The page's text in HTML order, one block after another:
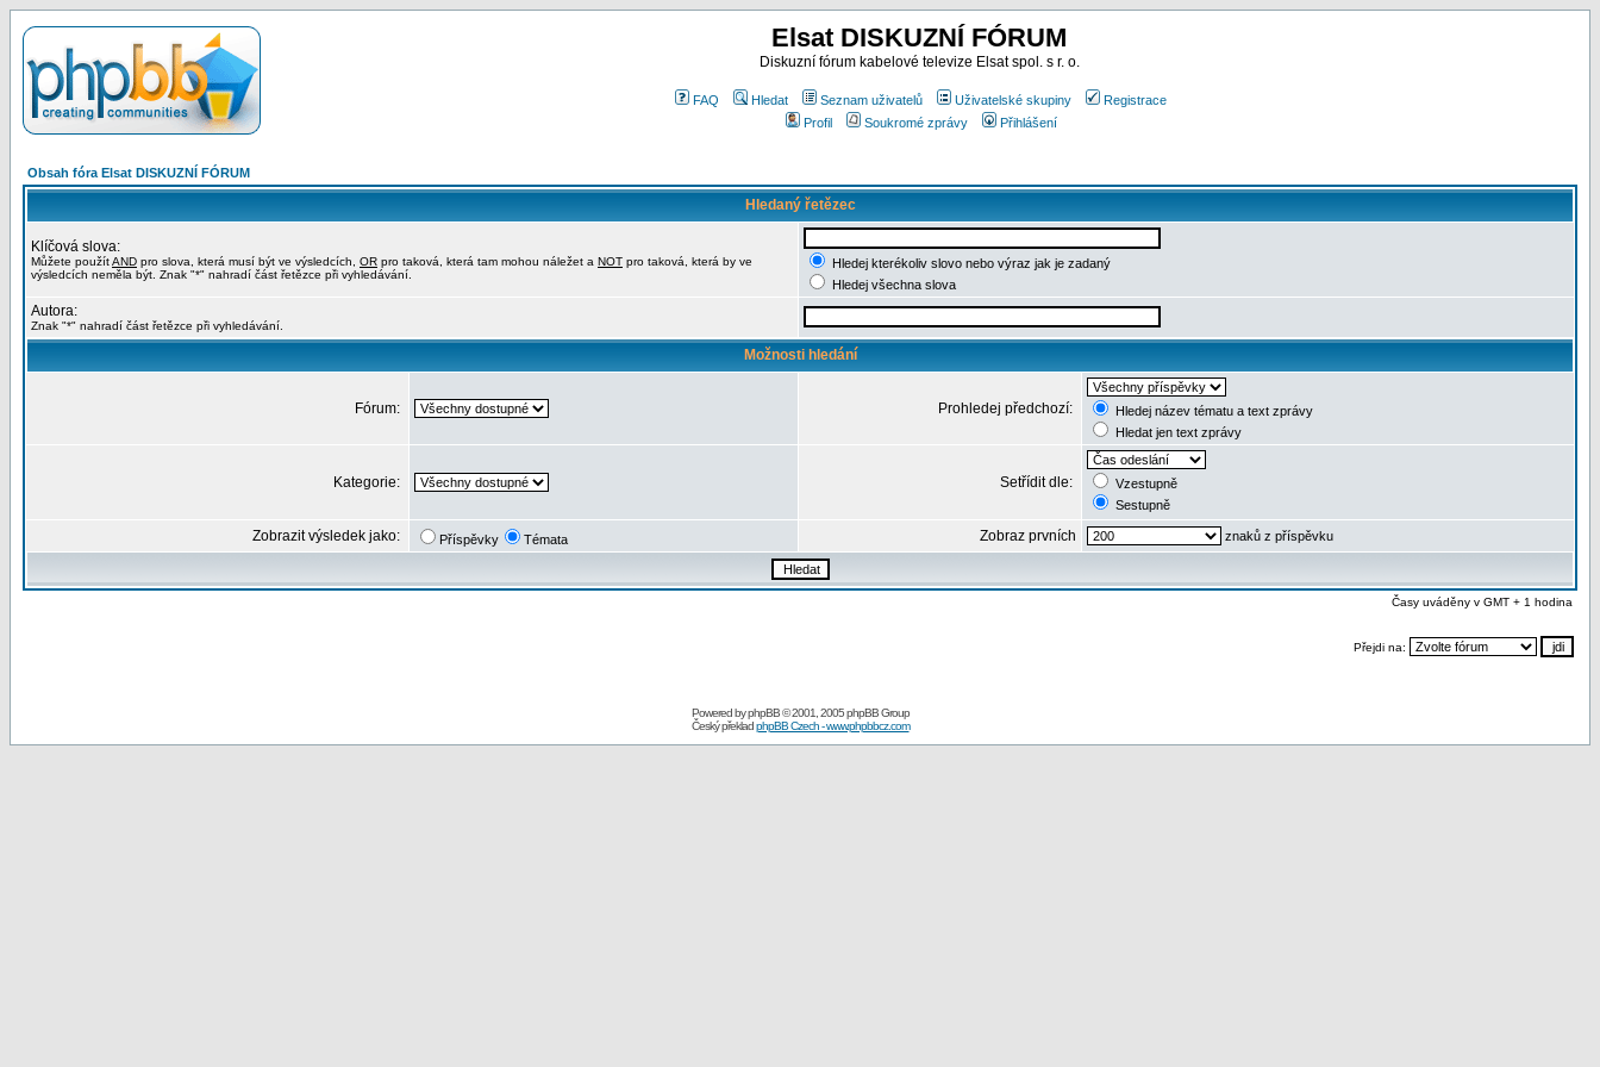
Elsat DISKUZNÍ FÓRUM
Diskuzní fórum kabelové televize Elsat spol. s r. o.
FAQ Hledat Seznam uživatelů Uživatelské skupiny
Registrace
Profil
Soukromé zprávy Přihlášení
Obsah fóra Elsat DISKUZNÍ FÓRUM
Hledaný řetězec
Klíčová slova:
Můžete použítAND pro slova, která musí být ve výsledcích, OR pro taková, která tam mohou náležet a NOT pro taková, která by ve
výsledcích neměla být. Znak "*" nahradí část řetězce při vyhledávání.
Hledej kterékoliv slovo nebo výraz jak je zadaný
Hledej všechna slova
Autora:
Znak "*" nahradí část řetězce při vyhledávání.
Možnosti hledání
Fórum: Prohledej předchozí:
Hledej název tématu a text zprávy
Hledat jen text zprávy
Kategorie: Setřídit dle:
Vzestupně
Sestupně
Zobrazit výsledek jako: Příspěvky Témata Zobraz prvních znaků z příspěvku
Časy uváděny v GMT + 1 hodina
Přejdi na:
Powered byphpBB© 2001, 2005 phpBB Group
Český překladphpBB Czech - www.phpbbcz.com